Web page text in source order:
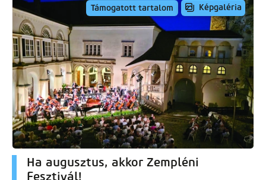
Támogatott tartalom Képgaléria
Ha augusztus, akkor Zempléni
Fesztivál!